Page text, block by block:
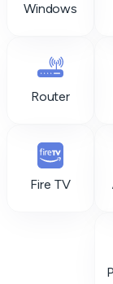
Windows
Router
Fire TV